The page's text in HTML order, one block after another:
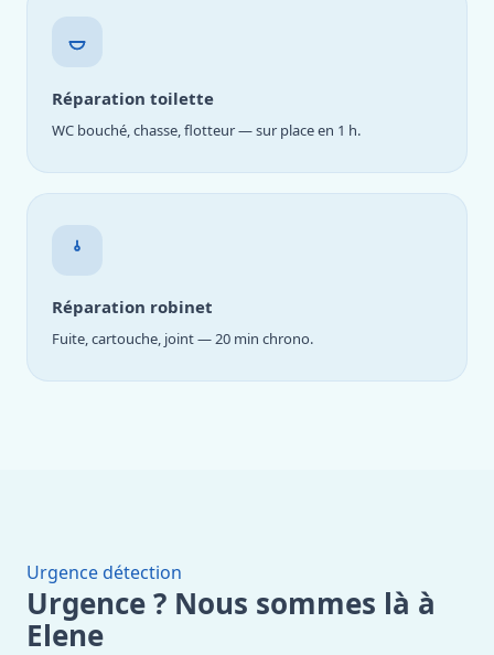
Réparation toilette
WC bouché, chasse, flotteur — sur place en 1 h.
Réparation robinet
Fuite, cartouche, joint — 20 min chrono.
Urgence détection
Urgence ? Nous sommes là à
Elene